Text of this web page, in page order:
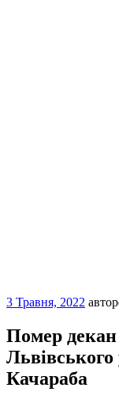
Опубліковано
3 Травня, 2022
Помер декан
Качараба